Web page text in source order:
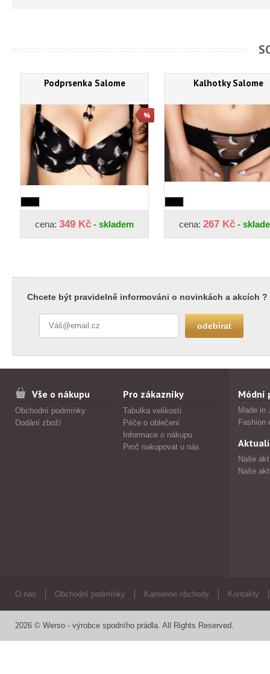
Podprsenka Salome
cena: 349 Kč - skladem
Kalhotky Salome
cena: 267 Kč -
Chcete být pravidelně informováni o novinkách a akcích ?
Vše o nákupu
Obchodní podmínky
Dodání zboží
Pro zákazníky
Tabulka velikostí
Péče o oblečení
Informace o nákupu
Proč nakupovat u nás
Módní
Made in
Fashion
Naše
Naše
O nás Obchodní podmínky Kamenné obchody Kontakty
2026 © Werso - výrobce spodního prádla. All Rights Reserved.